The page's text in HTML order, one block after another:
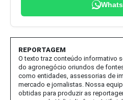
REPORTAGEM
O texto traz conteúdo informativo
do agronegócio oriundos de
como entidades, assessorias de
mercado e jornalistas. Nossa
obtidas para produzir as